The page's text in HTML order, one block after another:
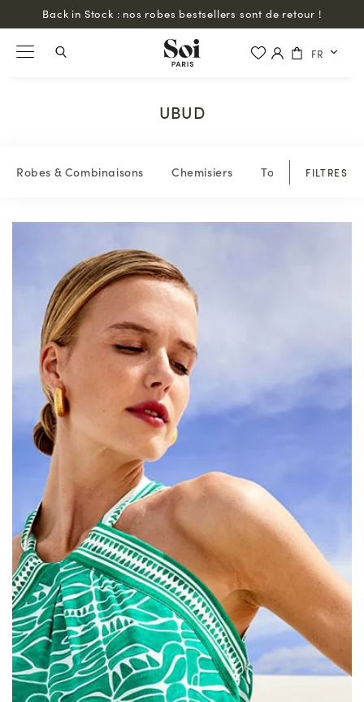
Livraison offerte partout dans le monde à partir de 200€ d'achat
FR
UBUD
Robes & Combinaisons Chemisiers Tops & blouses
FILTRES